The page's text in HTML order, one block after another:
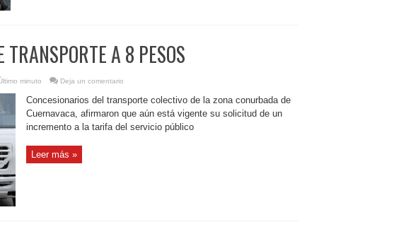
A 8 PESOS
minuto Deja un comentario
Concesionarios del transporte colectivo de la zona conurbada de
Cuernavaca, afirmaron que aún está vigente su solicitud de un
incremento a la tarifa del servicio público
Leer más »